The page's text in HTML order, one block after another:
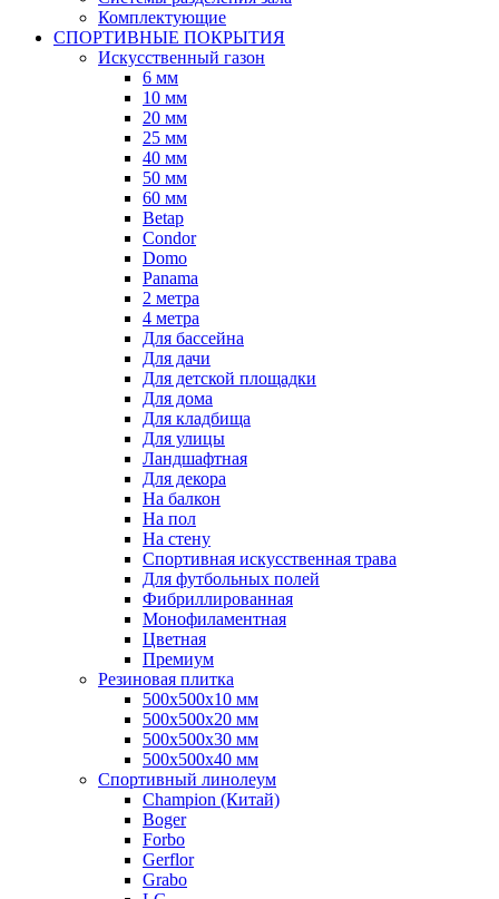
Комплектующие
СПОРТИВНЫЕ ПОКРЫТИЯ
Искусственный газон
6 мм
10 мм
20 мм
25 мм
40 мм
50 мм
60 мм
Betap
Condor
Domo
Panama
2 метра
4 метра
Для бассейна
Для дачи
Для детской площадки
Для дома
Для кладбища
Для улицы
Ландшафтная
Для декора
На балкон
На пол
На стену
Спортивная искусственная трава
Для футбольных полей
Фибриллированная
Монофиламентная
Цветная
Премиум
Резиновая плитка
500х500х10 мм
500х500х20 мм
500х500х30 мм
500х500х40 мм
Спортивный линолеум
Champion (Китай)
Boger
Forbo
Gerflor
Grabo